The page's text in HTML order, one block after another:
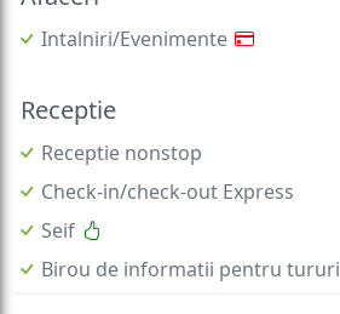
Intalniri/Evenimente
Receptie
Receptie nonstop
Check-in/check-out Express
Seif
Birou de informatii pentru tururi